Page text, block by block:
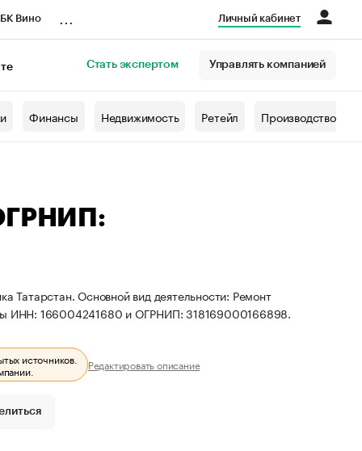
Вино Личный кабинет
Стать экспертом Управлять компанией
Финансы Недвижимость Ретейл Производство
Татарстан. Основной вид деятельности: Ремонт
ИНН: 166004241680 и ОГРНИП: 318169000166898.
источников.
Редактировать описание